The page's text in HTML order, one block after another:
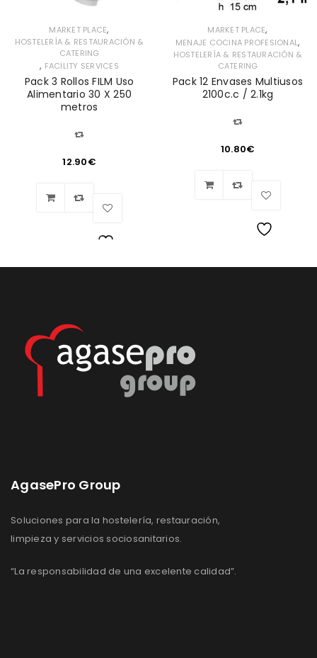
MARKET PLACE,
HOSTELERÍA & RESTAURACIÓN &
CATERING
, FACILITY SERVICES
Pack 3 Rollos FILM Uso
Alimentario 30 X 250
metros
12.90€
Lista
MARKET PLACE,
MENAJE COCINA PROFESIONAL,
HOSTELERÍA & RESTAURACIÓN &
CATERING
Pack 12 Envases Multiusos
2100c.c / 2.1kg
10.80€
AgasePro Group
Soluciones para la hostelería, restauración,
limpieza y servicios sociosanitarios.
“La responsabilidad de una excelente calidad”.